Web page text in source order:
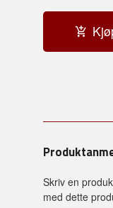
Skriv en
med dette